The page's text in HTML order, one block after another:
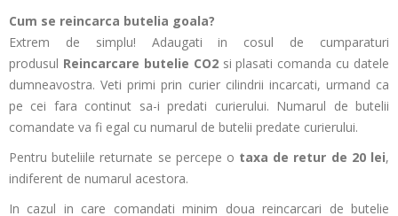
Cum se reincarca butelia goala?
Extrem de simplu! Adaugati in cosul de cumparaturi
produsul Reincarcare butelie CO2si plasati comanda cu datele
dumneavostra. Veti primi prin curier cilindrii incarcati, urmand ca
pe cei fara continut sa-i predati curierului. Numarul de butelii
comandate va fi egal cu numarul de butelii predate curierului.
Pentru buteliile returnate se percepe o taxa de retur de 20 lei,
indiferent de numarul acestora.
In cazul in care comandati minim doua reincarcari de butelie